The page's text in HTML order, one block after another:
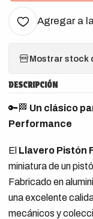
Agregar a
Mostrar stock
DESCRIPCIÓN
🔑🏁 Un clásico
Performance
El Llavero Pistón
miniatura de un
Fabricado en
una excelente
mecánicos y